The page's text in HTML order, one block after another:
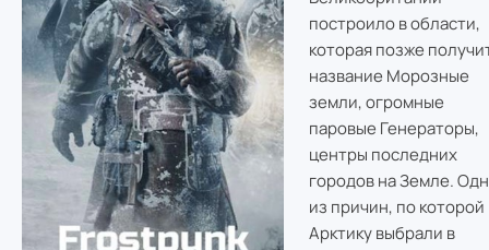
построило в области,
которая позже
название Морозные
земли, огромные
паровые Генераторы,
центры последних
городов на Земле.
из причин, по которой
Арктику выбрали в